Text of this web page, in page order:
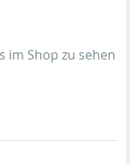
im Shop zu sehen